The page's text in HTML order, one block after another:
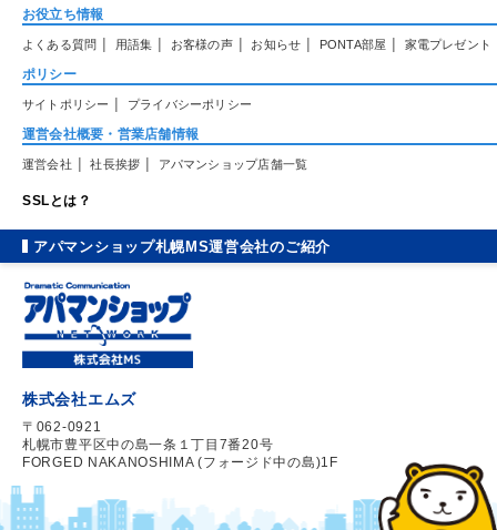
お役立ち情報
よくある質問 | 用語集 | お客様の声| お知らせ | PONTA部屋 | 家電プレゼント
ポリシー
サイトポリシー | プライバシーポリシー
運営会社概要・営業店舗情報
運営会社 | 社長挨拶 | アパマンショップ店舗一覧
SSLとは？
アパマンショップ札幌MS運営会社のご紹介
株式会社エムズ
〒062-0921
札幌市豊平区中の島一条１丁目7番20号
FORGED NAKANOSHIMA (フォージド中の島)1F